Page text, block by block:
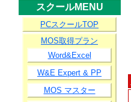
スクールMENU
PCスクールTOP
MOS取得プラン
Word&Excel
W&E Expert & PP
MOS マスター